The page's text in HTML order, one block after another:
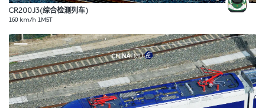
CR200J3(综合检测列车)
160 km/h 1M5T